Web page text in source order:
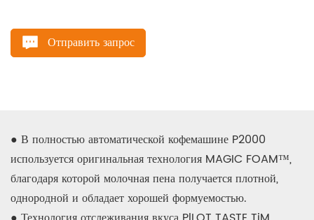
Отправить запрос
● В полностью автоматической кофемашине P2000
используется оригинальная технология MAGIC FOAM™,
благодаря которой молочная пена получается плотной,
однородной и обладает хорошей формуемостью.